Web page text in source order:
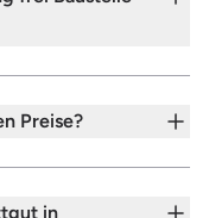
Preise?
in